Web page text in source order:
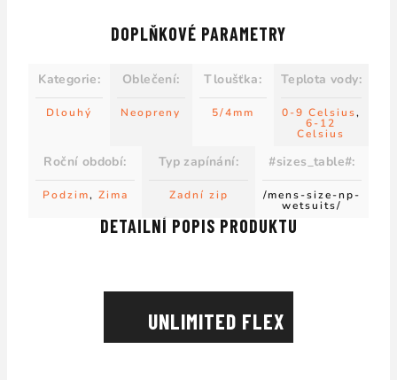
DETAILNÍ POPIS PRODUKTU
UNLIMITED FLEX
DOPLŇKOVÉ PARAMETRY
Kategorie:
Dlouhý
Oblečení:
Neopreny
Tloušťka:
5/4mm
Teplota vody:
0-9 Celsius,
6-12
Celsius
Roční období:
Podzim, Zima
Typ zapínání:
Zadní zip
#sizes_table#:
/mens-size-np-
wetsuits/